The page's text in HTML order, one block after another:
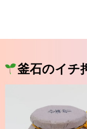
釜石のイチ